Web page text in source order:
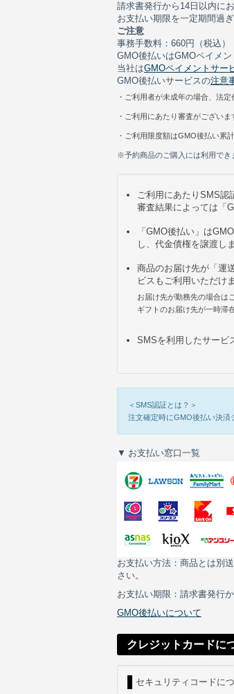
請求書発行から14日以内に
お支払い期限を一定期間過
ご注意
事務手数料：660円（税込）
GMO後払いはGMOペイメ
当社はGMOペイメントサー
GMO後払いサービスの注意
・ご利用者が未成年の場合、法
・ご利用にあたり審査がござい
・ご利用限度額はGMO後払い累
※予約商品のご購入には利用でき
ご利用にあたりSMS認
審査結果によっては「
「GMO後払い」は
し、代金債権を譲渡しま
商品のお届け先が「運
ビスもご利用いただけ
お届け先が勤務先の場合は
ギフトのお届け先が一時滞
SMSを利用したサービ
＜SMS認証とは？＞
注文確定時にGMO後払い決済
お支払い窓口一覧
お支払い方法：商品とは別
さい。
お支払い期限：請求書発行
GMO後払いについて
クレジットカードに
セキュリティコードに